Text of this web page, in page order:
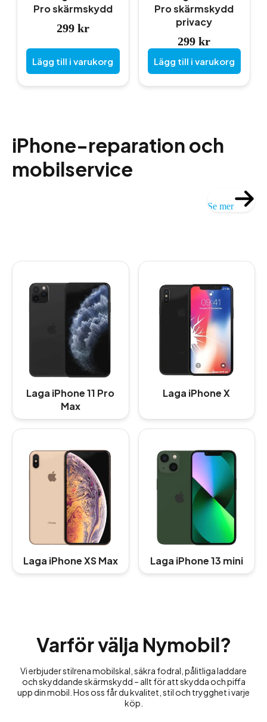
Pro skärmskydd
299 kr
Lägg till i varukorg
Pro skärmskydd
privacy
299kr
Lägg till i varukorg
iPhone-reparation och
mobilservice
Se mer
Laga iPhone 11 Pro
Max
Laga iPhone X
Laga iPhone XS Max Laga iPhone 13 mini
Varför välja Nymobil?
Vi erbjuder stilrena mobilskal, säkra fodral, pålitliga laddare
och skyddande skärmskydd – allt för att skydda och piffa
upp din mobil. Hos oss får du kvalitet, stil och trygghet i varje
köp.